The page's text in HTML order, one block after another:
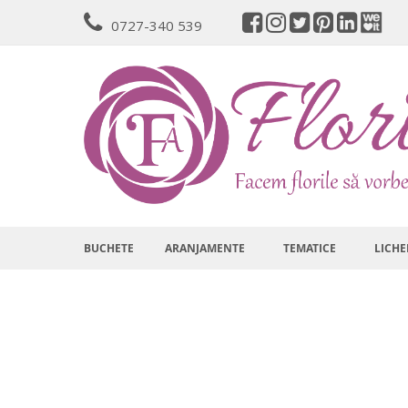
Mergeti
la
0727-340 539
BUCHETE ARANJAMENTE TEMATICE